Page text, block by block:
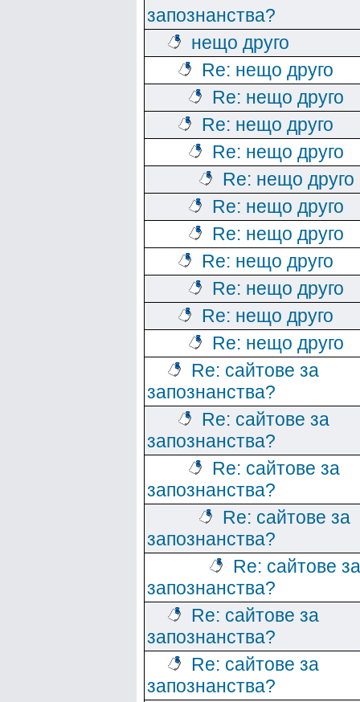
запознанства?
нещо друго
Re: нещо друго
Re: нещо друго
Re: нещо друго
Re: нещо друго
Re: нещо друго
Re: нещо друго
Re: нещо друго
Re: нещо друго
Re: нещо друго
Re: нещо друго
Re: нещо друго
Re: сайтове за
запознанства?
Re: сайтове за
запознанства?
Re: сайтове за
запознанства?
Re: сайтове за
запознанства?
Re: сайтове за
запознанства?
Re: сайтове за
запознанства?
Re: сайтове за
запознанства?